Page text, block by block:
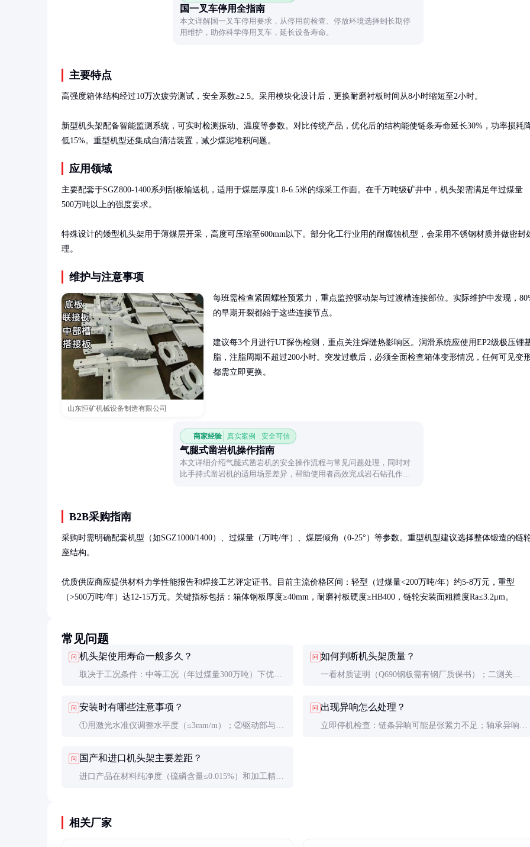
国一叉车停用全指南
本文详解国一叉车停用要求，从停用前检查、停放环境选择到长期停
用维护，助你科学停用叉车，延长设备寿命。
主要特点
高强度箱体结构经过10万次疲劳测试，安全系数≥2.5。采用模块化设计后，更换耐磨衬板时间从8小时缩短至2小时。
新型机头架配备智能监测系统，可实时检测振动、温度等参数。对比传统产品，优化后的结构能使链条寿命延长30%，功率损耗
低15%。重型机型还集成自清洁装置，减少煤泥堆积问题。
应用领域
主要配套于SGZ800-1400系列刮板输送机，适用于煤层厚度1.8-6.5米的综采工作面。在千万吨级矿井中，机头架需满足年过煤量
500万吨以上的强度要求。
特殊设计的矮型机头架用于薄煤层开采，高度可压缩至600mm以下。部分化工行业用的耐腐蚀机型，会采用不锈钢材质并做密封
理。
维护与注意事项
山东恒矿机械设备制造有限公司
每班需检查紧固螺栓预紧力，重点监控驱动架与过渡槽连接部位。实际维护中发现，
的早期开裂都始于这些连接节点。
建议每3个月进行UT探伤检测，重点关注焊缝热影响区。润滑系统应使用EP2级极压锂
脂，注脂周期不超过200小时。突发过载后，必须全面检查箱体变形情况，任何可见变
都需立即更换。
商家经验 真实案例 · 安全可信
气腿式凿岩机操作指南
本文详细介绍气腿式凿岩机的安全操作流程与常见问题处理，同时对
比手持式凿岩机的适用场景差异，帮助使用者高效完成岩石钻孔作
B2B采购指南
采购时需明确配套机型（如SGZ1000/1400）、过煤量（万吨/年）、煤层倾角（0-25°）等参数。重型机型建议选择整体锻造的链
座结构。
优质供应商应提供材料力学性能报告和焊接工艺评定证书。目前主流价格区间：轻型（过煤量<200万吨/年）约5-8万元，重型
（>500万吨/年）达12-15万元。关键指标包括：箱体钢板厚度≥40mm，耐磨衬板硬度≥HB400，链轮安装面粗糙度Ra≤3.2μm。
常见问题
问 机头架使用寿命一般多久？
取决于工况条件：中等工况（年过煤量300万吨）下优质
换。耐磨衬板通常2年需更换一次。
问 如何判断机头架质量？
一看材质证明（Q690钢板需有钢厂质保书）；二测关键
（UT检测报告）；四试运行振动值（空载≤2.5mm/s）。
问 安装时有哪些注意事项？
①用激光水准仪调整水平度（≤3mm/m）；②驱动部与机
前手动盘车检查链条是否卡滞；④空载试运行4小时后再
加载。
问 出现异响怎么处理？
立即停机检查：链条异响可能是张紧力不足；轴承异响需
问 国产和进口机头架主要差距？
进口产品在材料纯净度（硫磷含量≤0.015%）和加工精度
相关厂家